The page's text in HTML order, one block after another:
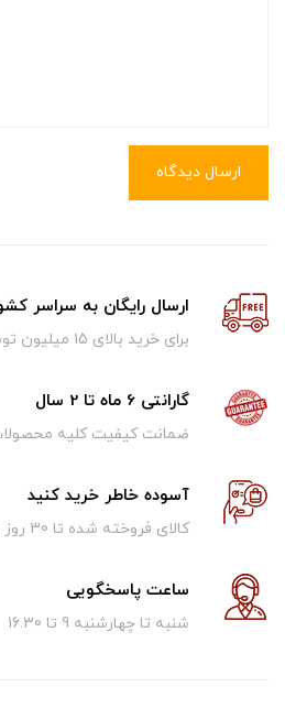
ارسال دیدگاه
ارسال رایگان به سراسر
برای خرید بالای ۱5 میلیون تومان
گارانتی 6 ماه تا 2 سال
ضمانت کیفیت کلیه
آسوده خاطر خرید کنید
کالای فروخته شده تا 30 روز با احترام پس گرفته می شود.
ساعت پاسخگویی
شنبه تا چهارشنبه 9 تا 16.30